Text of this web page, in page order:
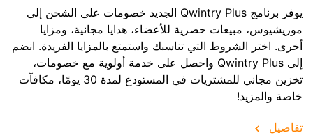
يوفر برنامج Qwintry Plus الجديد خصومات على الشحن إلى
موريشيوس، مبيعات حصرية للأعضاء، هدايا مجانية، ومزايا
أخرى. اختر الشروط التي تناسبك واستمتع بالمزايا الفريدة. انضم
إلى Qwintry Plus واحصل على خدمة أولوية مع خصومات،
تخزين مجاني للمشتريات في المستودع لمدة 30 يومًا، مكافآت
خاصة والمزيد!
تفاصيل